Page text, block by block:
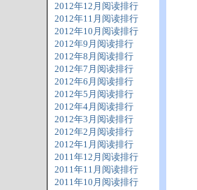
2012年12月阅读排行
2012年11月阅读排行
2012年10月阅读排行
2012年9月阅读排行
2012年8月阅读排行
2012年7月阅读排行
2012年6月阅读排行
2012年5月阅读排行
2012年4月阅读排行
2012年3月阅读排行
2012年2月阅读排行
2012年1月阅读排行
2011年12月阅读排行
2011年11月阅读排行
2011年10月阅读排行